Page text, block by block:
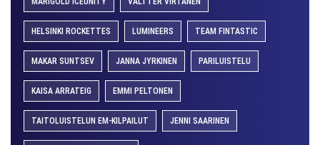
HELSINKI ROCKETTES LUMINEERS TEAM FINTASTIC
MAKAR SUNTSEV JANNA JYRKINEN PARILUISTELU
KAISA ARRATEIG EMMI PELTONEN
TAITOLUISTELUN EM-KILPAILUT JENNI SAARINEN